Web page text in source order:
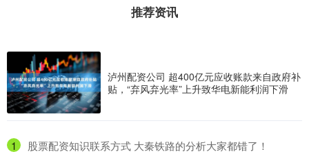
推荐资讯
泸州配资公司 超400亿元应收账款来自政府补
贴，“弃风弃光率”上升致华电新能利润下滑
1 ​股票配资知识联系方式 大秦铁路的分析大家都错了！